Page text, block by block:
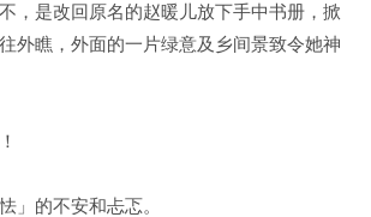
是改回原名的赵暖儿放下手中书册，掀
外瞧，外面的一片绿意及乡间景致令她神
」的不安和忐忑。